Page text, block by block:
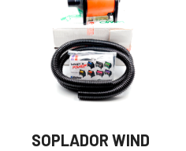
SOPLADOR WIND